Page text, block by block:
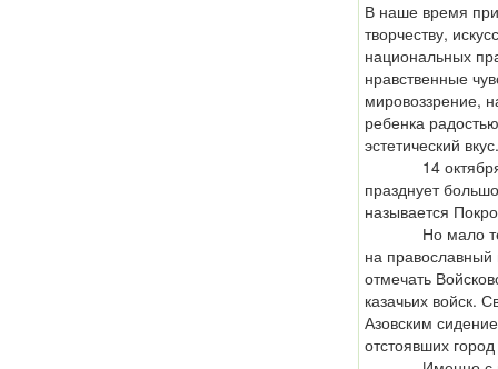
В наше время
творчеству,
национальных
нравственные
мировоззрение,
ребенка
эстетический вкус.
14 октября
празднует
называется
Но мало
на
отмечать
казачьих войск.
Азовским
отстоявших